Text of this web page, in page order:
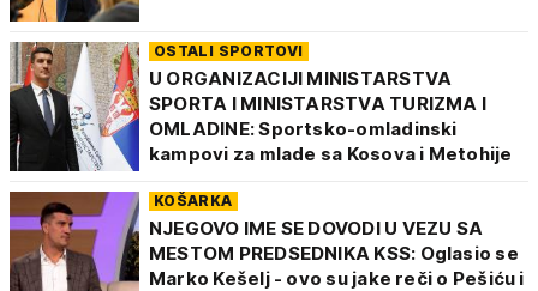
OSTALI SPORTOVI
U ORGANIZACIJI MINISTARSTVA
SPORTA I MINISTARSTVA TURIZMA I
OMLADINE: Sportsko-omladinski
kampovi za mlade sa Kosova i Metohije
KOŠARKA
NJEGOVO IME SE DOVODI U VEZU SA
MESTOM PREDSEDNIKA KSS: Oglasio se
Marko Kešelj - ovo su jake reči o Pešiću i